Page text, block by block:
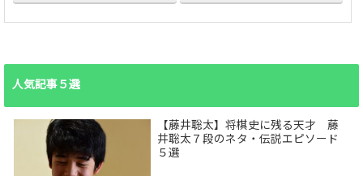
人気記事５選
【藤井聡太】将棋史に残る天才 藤
井聡太７段のネタ・伝説エピソード
５選